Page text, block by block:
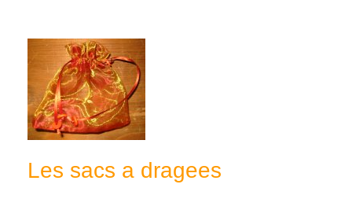
Les sacs a dragees